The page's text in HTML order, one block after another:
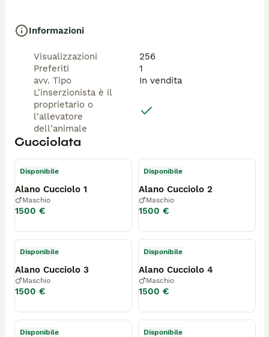
Informazioni
Visualizzazioni
256
Preferiti
1
avv. Tipo
In vendita
L'inserzionista è il
proprietario o
l'allevatore
dell'animale
Cucciolata
Disponibile
Alano Cucciolo 1
Maschio
1500 €
Disponibile
Alano Cucciolo 2
Maschio
1500 €
Disponibile
Alano Cucciolo 3
Maschio
1500 €
Disponibile
Alano Cucciolo 4
Maschio
1500 €
Disponibile Disponibile